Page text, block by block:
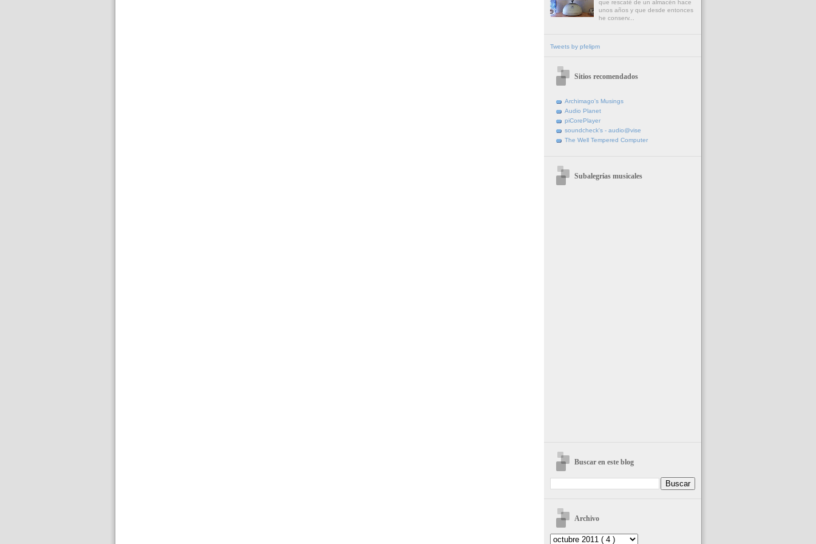
que rescaté de un almacén hace
unos años y que desde entonces
he conserv...
Tweets by pfelipm
Sitios recomendados
Archimago's Musings
Audio Planet
piCorePlayer
soundcheck's - audio@vise
The Well Tempered Computer
Subalegrías musicales
Buscar en este blog
Archivo